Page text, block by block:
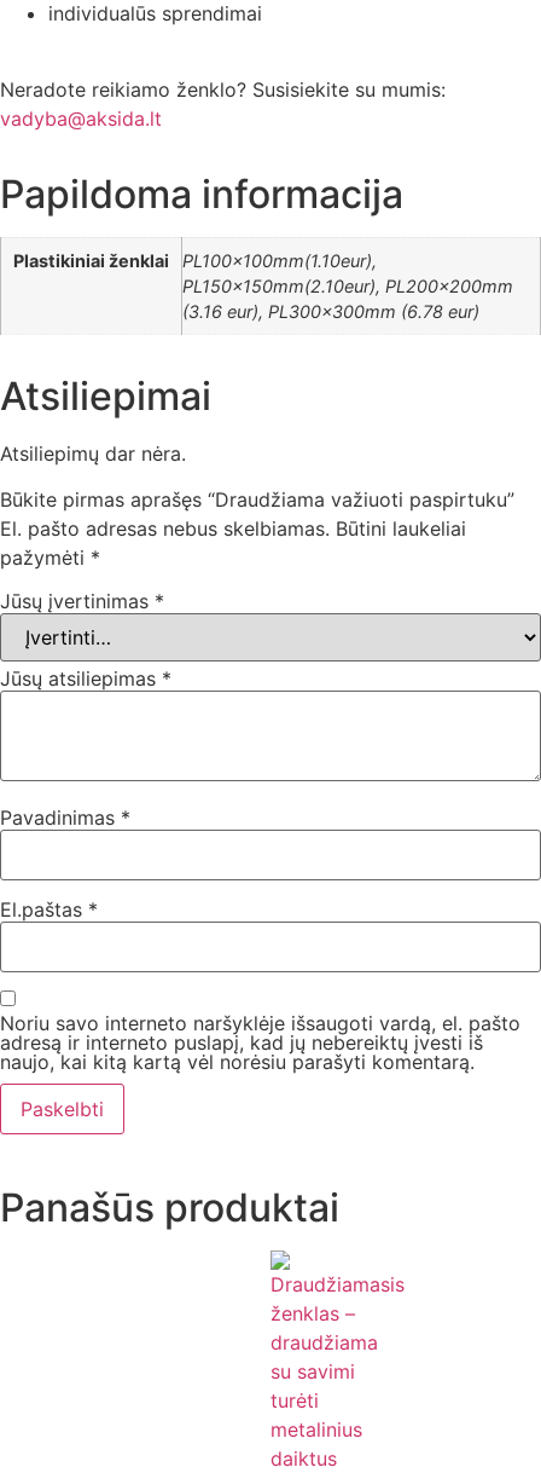
individualūs sprendimai
Neradote reikiamo ženklo? Susisiekite su mumis:
vadyba@aksida.lt
Papildoma informacija
Plastikiniai ženklai
PL100x100mm(1.10eur),
PL150x150mm(2.10eur), PL200x200mm
(3.16 eur), PL300x300mm (6.78 eur)
Atsiliepimai
Atsiliepimų dar nėra.
Būkite pirmas aprašęs “Draudžiama važiuoti paspirtuku”
El. pašto adresas nebus skelbiamas. Būtini laukeliai
pažymėti *
Jūsų įvertinimas *
Jūsų atsiliepimas *
Pavadinimas *
El.paštas *
Noriu savo interneto naršyklėje išsaugoti vardą, el. pašto
adresą ir interneto puslapį, kad jų nebereiktų įvesti iš
naujo, kai kitą kartą vėl norėsiu parašyti komentarą.
Panašūs produktai